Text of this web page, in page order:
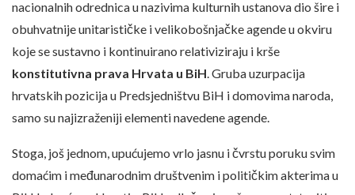
nacionalnih odrednica u nazivima kulturnih ustanova dio šire i
obuhvatnije unitarističke i velikobošnjačke agende u okviru
koje se sustavno i kontinuirano relativiziraju i krše
konstitutivna prava Hrvata u BiH . Gruba uzurpacija
hrvatskih pozicija u Predsjedništvu BiH i domovima naroda,
samo su najizraženiji elementi navedene agende.
Stoga, još jednom, upućujemo vrlo jasnu i čvrstu poruku svim
domaćim i međunarodnim društvenim i političkim akterima u